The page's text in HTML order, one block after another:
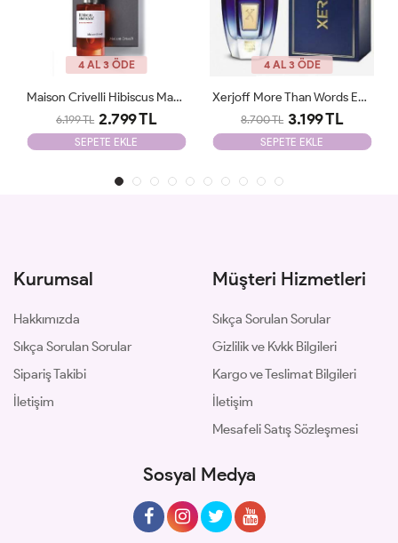
4 AL 3 ÖDE
Xerjoff More Than Words EDP 100 Ml Parfüm ARC JLT Unisex
8.700 TL 3.199 TL
SEPETE EKLE
4 AL 3 ÖDE
Vanilla Powder MATİERE PREMİERE 100ml JLT
8.700 TL 2.780 TL
SEPETE EKLE
Kurumsal
Hakkımızda
Sıkça Sorulan Sorular
Sipariş Takibi
İletişim
Müşteri Hizmetleri
Sıkça Sorulan Sorular
Gizlilik ve Kvkk Bilgileri
Kargo ve Teslimat Bilgileri
İletişim
Mesafeli Satış Sözleşmesi
Sosyal Medya